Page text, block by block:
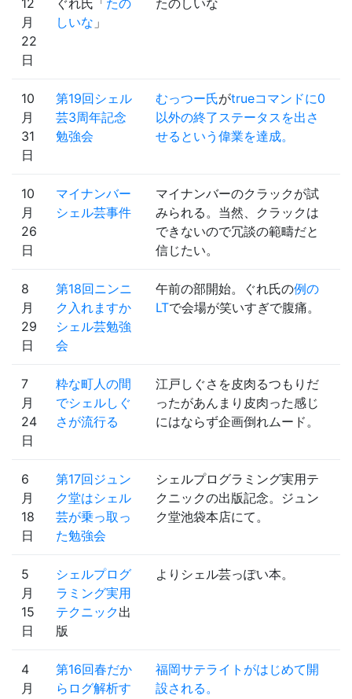
月
22
日
しいな 」
10
月
31
日
第19回シェル
芸3周年記念
勉強会
むっつー氏がtrueコマンドに0
以外の終了ステータスを出さ
せるという偉業を達成。
10
月
26
日
マイナンバー
シェル芸事件
マイナンバーのクラックが試
みられる。当然、クラックは
できないので冗談の範疇だと
信じたい。
8
月
29
日
第18回ニンニ
ク入れますか
シェル芸勉強
会
午前の部開始。ぐれ氏の例の
LTで会場が笑いすぎで腹痛。
7
月
24
日
粋な町人の間
でシェルしぐ
さが流行る
江戸しぐさを皮肉るつもりだ
ったがあんまり皮肉った感じ
にはならず企画倒れムード。
6
月
18
日
第17回ジュン
ク堂はシェル
芸が乗っ取っ
た勉強会
シェルプログラミング実用テ
クニックの出版記念。ジュン
ク堂池袋本店にて。
5
月
15
日
シェルプログ
ラミング実用
テクニック出
版
よりシェル芸っぽい本。
4
月
第16回春だか
らログ解析す
福岡サテライトがはじめて開
設される。